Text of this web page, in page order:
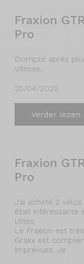
Fraxion
Pro
Dompté après
vitesse.
25/04/2025
Verder lezen
Fraxion
Pro
J’ai acheté 2
était intéressante
utiles.
Le Fraxion est
Graxx est
imprévues. Je